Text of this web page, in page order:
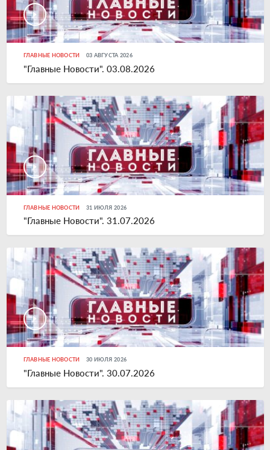
ГЛАВНЫЕ НОВОСТИ 03 АВГУСТА 2026
"Главные Новости". 03.08.2026
ГЛАВНЫЕ НОВОСТИ 31 ИЮЛЯ 2026
"Главные Новости". 31.07.2026
ГЛАВНЫЕ НОВОСТИ 30 ИЮЛЯ 2026
"Главные Новости". 30.07.2026